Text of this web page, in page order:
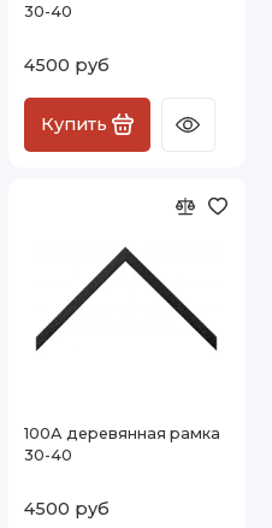
30-40
4500 руб
Купить
100А деревянная рамка
30-40
4500 руб